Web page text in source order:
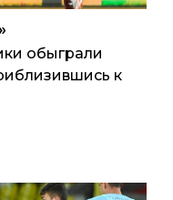
обыграли
к